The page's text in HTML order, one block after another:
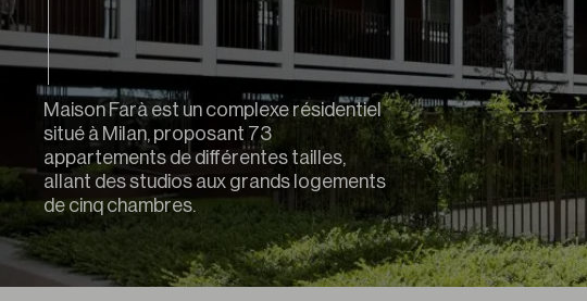
Maison Farà est un complexe résidentiel
situé à Milan, proposant 73
appartements de différentes tailles,
allant des studios aux grands logements
de cinq chambres.